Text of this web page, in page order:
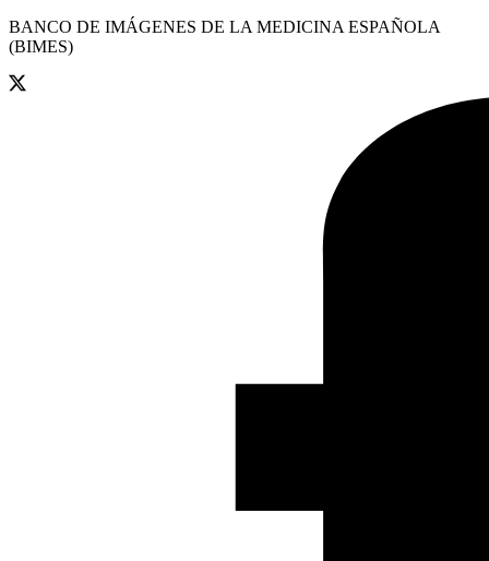
BANCO DE IMÁGENES DE LA MEDICINA ESPAÑOLA
(BIMES)